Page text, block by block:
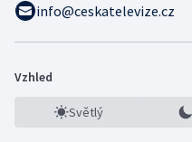
info@ceskatelevize.cz
Vzhled
Světlý